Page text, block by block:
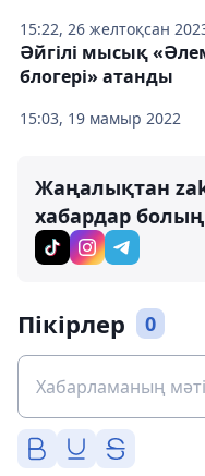
15:22, 26 желтоқсан
15:03, 19 мамыр 2022
Әйгілі мысық
блогері» атанды
Жаңалықтан
хабардар
Пікірлер 0